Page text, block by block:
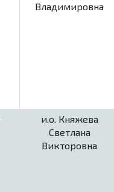
Владимировна
и.о. Княжева
Светлана
Викторовна